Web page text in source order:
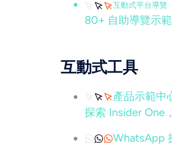
互動式平台導覽
80+ 自助導覽示
互動式工具
產品示範中
探索 Insider One
WhatsApp